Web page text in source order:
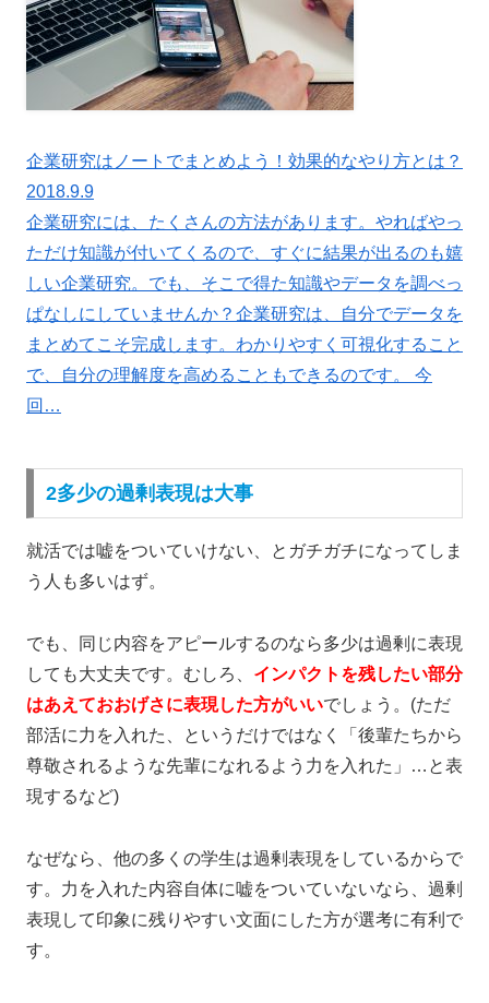
企業研究はノートでまとめよう！効果的なやり方とは？
2018.9.9
企業研究には、たくさんの方法があります。やればやっ
ただけ知識が付いてくるので、すぐに結果が出るのも嬉
しい企業研究。でも、そこで得た知識やデータを調べっ
ぱなしにしていませんか？企業研究は、自分でデータを
まとめてこそ完成します。わかりやすく可視化すること
で、自分の理解度を高めることもできるのです。 今
回…
2多少の過剰表現は大事
就活では嘘をついていけない、とガチガチになってしま
う人も多いはず。
でも、
同じ内容をアピールするのなら多少は過剰に表現
しても大丈夫です。むしろ、 インパクトを残したい部分
はあえておおげさに表現した方がいいでしょう。 (ただ
部活に力を入れた、というだけではなく「後輩たちから
尊敬されるような先輩になれるよう力を入れた」…と表
現するなど)
なぜなら、他の多くの学生は過剰表現をしているからで
す。力を入れた内容自体に嘘をついていないなら、過剰
表現して印象に残りやすい文面にした方が選考に有利で
す。